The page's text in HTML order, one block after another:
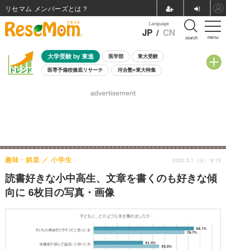
menu
Language
JP / CN search
大学受験 by 東進 医学部 東大受験
医専予備校徹底リサーチ 河合塾×東大特集
8月開催学校説明会・相談会
advertisement
読書好きな小中高生、文章を書くのも好きな傾
向に 6枚目の写真・画像
趣味・娯楽 小学生 2022.3.1（火） 9:15
リセマム メンバーズ